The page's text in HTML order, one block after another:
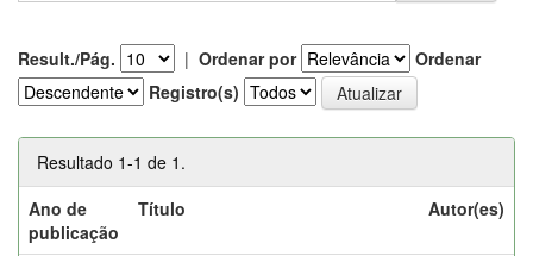
Result./Pág. | Ordenar por
Ordenar
Registro(s)
Resultado 1-1 de 1.
Ano de
publicação
Título Autor(es)